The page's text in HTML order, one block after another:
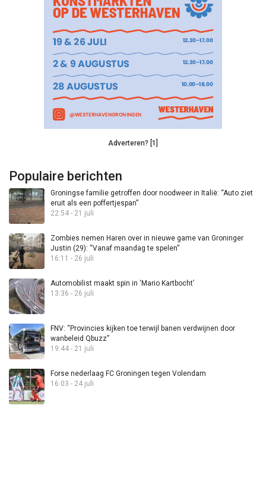
Adverteren? [1]
Populaire berichten
Groningse familie getroffen door noodweer in Italië: “Auto ziet
eruit als een poffertjespan”
22:54 - 21 juli
Zombies nemen Haren over in nieuwe game van Groninger
Justin (29): “Vanaf maandag te spelen”
16:11 - 26 juli
Automobilist maakt spin in ‘Mario Kartbocht’
13:36 - 26 juli
FNV: “Provincies kijken toe terwijl banen verdwijnen door
wanbeleid Qbuzz”
19:44 - 21 juli
Forse nederlaag FC Groningen tegen Volendam
16:03 - 24 juli